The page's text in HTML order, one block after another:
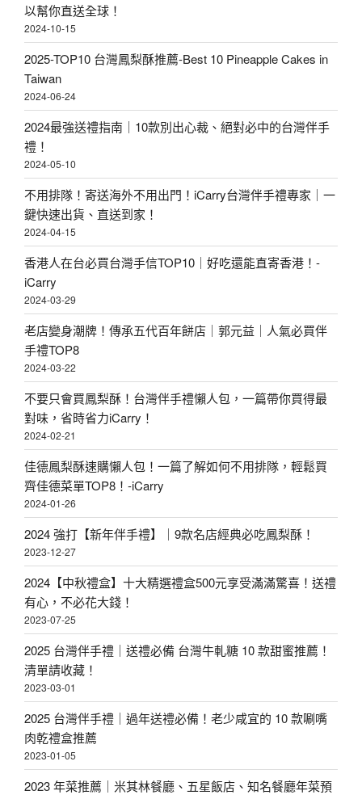
以幫你直送全球！
2024-10-15
2025-TOP10 台灣鳳梨酥推薦-Best 10 Pineapple Cakes in
Taiwan
2024-06-24
2024最強送禮指南｜10款別出心裁、絕對必中的台灣伴手
禮！
2024-05-10
不用排隊！寄送海外不用出門！iCarry台灣伴手禮專家｜一
鍵快速出貨、直送到家！
2024-04-15
香港人在台必買台灣手信TOP10｜好吃還能直寄香港！-
iCarry
2024-03-29
老店變身潮牌！傳承五代百年餅店｜郭元益｜人氣必買伴
手禮TOP8
2024-03-22
不要只會買鳳梨酥！台灣伴手禮懶人包，一篇帶你買得最
對味，省時省力iCarry！
2024-02-21
佳德鳳梨酥速購懶人包！一篇了解如何不用排隊，輕鬆買
齊佳德菜單TOP8！-iCarry
2024-01-26
2024 強打【新年伴手禮】｜9款名店經典必吃鳳梨酥！
2023-12-27
2024【中秋禮盒】十大精選禮盒500元享受滿滿驚喜！送禮
有心，不必花大錢！
2023-07-25
2025 台灣伴手禮｜送禮必備 台灣牛軋糖 10 款甜蜜推薦！
清單請收藏！
2023-03-01
2025 台灣伴手禮｜過年送禮必備！老少咸宜的 10 款唰嘴
肉乾禮盒推薦
2023-01-05
2023 年菜推薦｜米其林餐廳、五星飯店、知名餐廳年菜預